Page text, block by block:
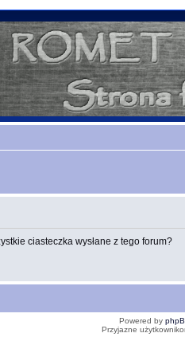
ciasteczka wysłane z tego forum?
Powered by
Przyjazne